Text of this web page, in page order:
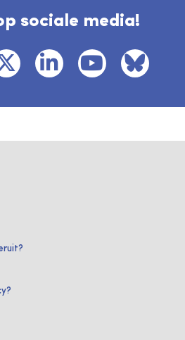
sociale media!